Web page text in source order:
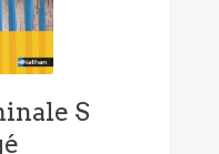
S